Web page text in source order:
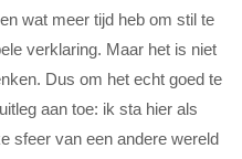
wat meer tijd heb om stil te
verklaring. Maar het is niet
Dus om het echt goed te
aan toe: ik sta hier als
sfeer van een andere wereld